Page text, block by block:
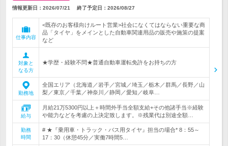
情報更新日：2026/07/21 終了予定日： 2026/08/27
仕事内容
<既存のお客様向けルート営業>社会になくてはならない重要な商
品「タイヤ」をメインとした自動車関連用品の販売や施策の提案
など
対象と
なる方
★学歴・経験不問★普通自動車運転免許をお持ちの方
勤務地
全国エリア（北海道／岩手／宮城／埼玉／栃木／群馬／長野／山
梨／東京／千葉／神奈川／静岡／愛知／岐阜…
給与
月給21万5300円以上＋時間外手当全額支給+その他諸手当※経験
や能力などを考慮の上決定致します。※残業代は別途全額…
勤務
時間
# ★『乗用車・トラック・バス用タイヤ』担当の場合* 8：55～
17：30（休憩45分／実働7時間5…